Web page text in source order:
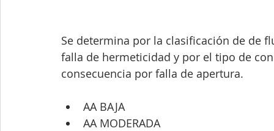
Se determina por la clasificación de de
falla de hermeticidad y por el tipo de
consecuencia por falla de apertura.
AA BAJA
AA MODERADA